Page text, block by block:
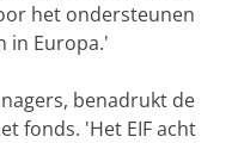
het ondersteunen
in Europa.'
benadrukt de
fonds. 'Het EIF acht